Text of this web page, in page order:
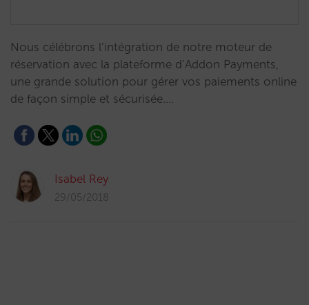
Nous célébrons l’intégration de notre moteur de
réservation avec la plateforme d’Addon Payments,
une grande solution pour gérer vos paiements online
de façon simple et sécurisée.…
Isabel Rey
29/05/2018